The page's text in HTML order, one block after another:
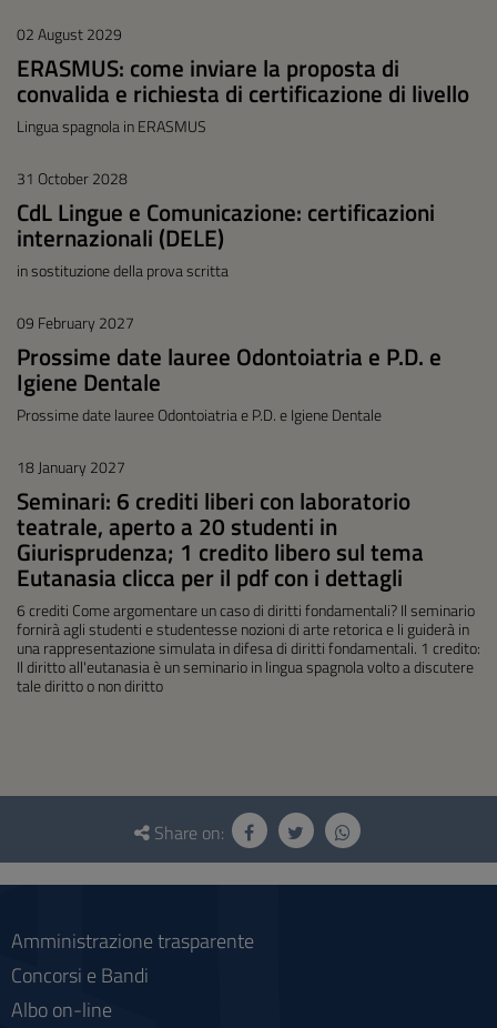
02 August 2029
ERASMUS: come inviare la proposta di
convalida e richiesta di certificazione di livello
Lingua spagnola in ERASMUS
31 October 2028
CdL Lingue e Comunicazione: certificazioni
internazionali (DELE)
in sostituzione della prova scritta
09 February 2027
Prossime date lauree Odontoiatria e P.D. e
Igiene Dentale
Prossime date lauree Odontoiatria e P.D. e Igiene Dentale
18 January 2027
Seminari: 6 crediti liberi con laboratorio
teatrale, aperto a 20 studenti in
Giurisprudenza; 1 credito libero sul tema
Eutanasia clicca per il pdf con i dettagli
6 crediti Come argomentare un caso di diritti fondamentali? Il seminario
fornirà agli studenti e studentesse nozioni di arte retorica e li guiderà in
una rappresentazione simulata in difesa di diritti fondamentali. 1 credito:
Il diritto all'eutanasia è un seminario in lingua spagnola volto a discutere
tale diritto o non diritto
Questionnaire
social
Share on:
Amministrazione trasparente
Concorsi e Bandi
Albo on-line